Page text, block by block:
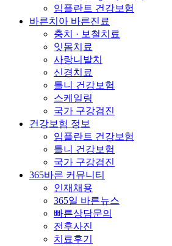
임플란트 건강보험
바른치아 바른진료
충치 · 보철치료
잇몸치료
사랑니발치
신경치료
틀니 건강보험
스케일링
국가 구강검진
건강보험 정보
임플란트 건강보험
틀니 건강보험
국가 구강검진
365바른 커뮤니티
인재채용
365일 바른뉴스
빠른상담문의
전후사진
치료후기